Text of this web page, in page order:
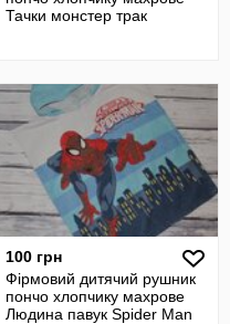
Тачки монстер трак
100 грн
Фірмовий дитячий рушник
пончо хлопчику махрове
Людина павук Spider Man